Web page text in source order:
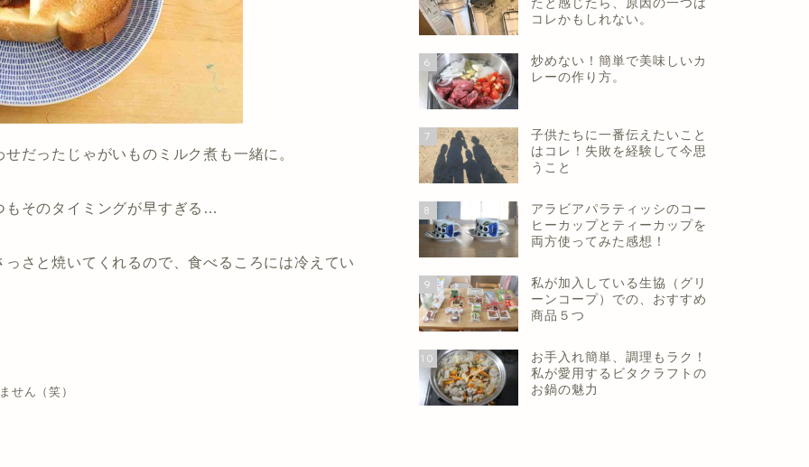
だったじゃがいものミルク煮も一緒に。
もそのタイミングが早すぎる…
さと焼いてくれるので、食べるころには冷えてい
せん（笑）
たと感じたら、原因の一つは
コレかもしれない。
6
炒めない！簡単で美味しいカ
レーの作り方。
7
子供たちに一番伝えたいこと
はコレ！失敗を経験して今思
うこと
8
アラビアパラティッシのコー
ヒーカップとティーカップを
両方使ってみた感想！
9
私が加入している生協（グリ
ーンコープ）での、おすすめ
商品５つ
10
お手入れ簡単、調理もラク！
私が愛用するビタクラフトの
お鍋の魅力